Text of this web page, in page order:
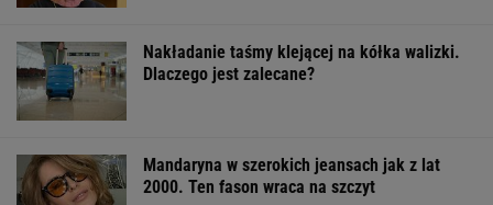
Nakładanie taśmy klejącej na kółka walizki.
Dlaczego jest zalecane?
Mandaryna w szerokich jeansach jak z lat
2000. Ten fason wraca na szczyt